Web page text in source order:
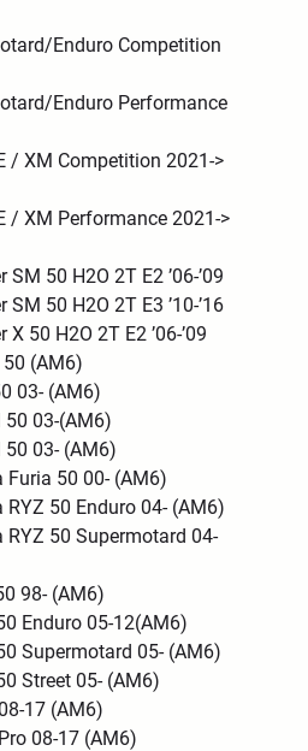
Enduro Competition
Enduro Performance
/ XM Competition 2021->
/ XM Performance 2021->
SM 50 H2O 2T E2 ’06-’09
SM 50 H2O 2T E3 ’10-’16
X 50 H2O 2T E2 ’06-’09
50 (AM6)
03- (AM6)
03-(AM6)
03- (AM6)
50 00- (AM6)
50 Enduro 04- (AM6)
50 Supermotard 04-
98- (AM6)
Enduro 05-12(AM6)
Supermotard 05- (AM6)
Street 05- (AM6)
17 (AM6)
08-17 (AM6)